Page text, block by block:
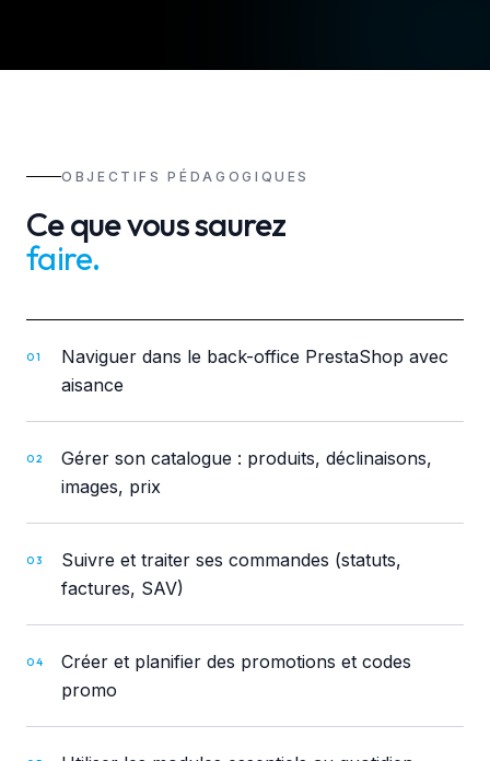
OBJECTIFS PÉDAGOGIQUES
Ce que vous saurez
faire.
01
Naviguer dans le back-office PrestaShop avec
aisance
02
Gérer son catalogue : produits, déclinaisons,
images, prix
03
Suivre et traiter ses commandes (statuts,
factures, SAV)
04
Créer et planifier des promotions et codes
promo